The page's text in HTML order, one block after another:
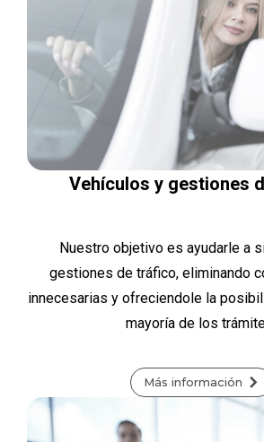
Vehículos y gestiones
Nuestro objetivo es ayudarle a
gestiones de tráfico, eliminando
innecesarias y ofreciendole la
mayoría de los
Más información